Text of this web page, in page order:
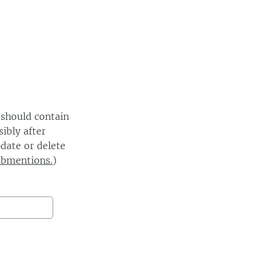
contain
after
or delete
)